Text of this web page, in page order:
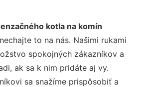
kotla na komín
to na nás. Našimi rukami
spokojných zákazníkov a
ak sa k nim pridáte aj vy.
sa snažíme prispôsobiť a